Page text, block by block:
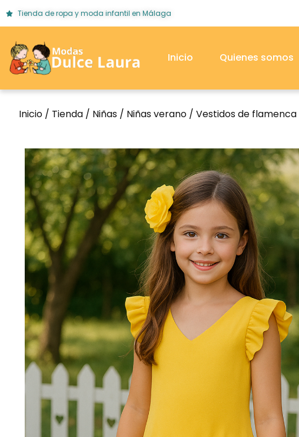
Tienda de ropa y moda infantil en Málaga
Inicio Quienes somos
Inicio / Tienda / Niñas / Niñas verano / Vestidos de flamenca